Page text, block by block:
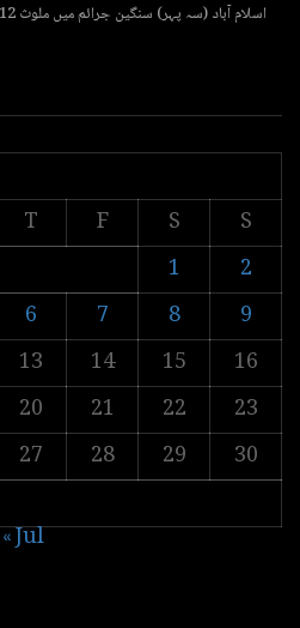
اسلام آباد (سہ پہر) سنگین جرائم میں ملوث 12جرائم پیشہ گرفتار
T F S
S
1
2
6 7 8
9
13 14 15
16
20 21 22
23
27 28 29
30
« Jul